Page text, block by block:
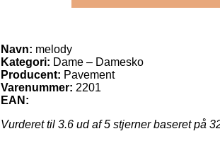
Navn: melody
Kategori: Dame – Damesko
Producent: Pavement
Varenummer: 2201
EAN:
Vurderet til 3.6 ud af 5 stjerner baseret på